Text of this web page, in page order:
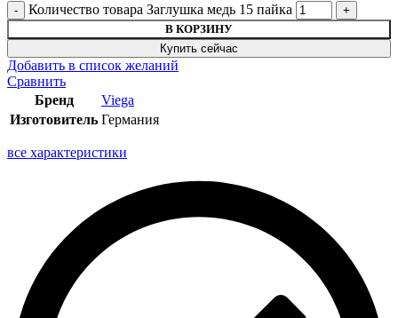
Количество товара Заглушка медь 15 пайка
В КОРЗИНУ
Купить сейчас
Добавить в список желаний
Сравнить
Бренд
Viega
Изготовитель Германия
все характеристики